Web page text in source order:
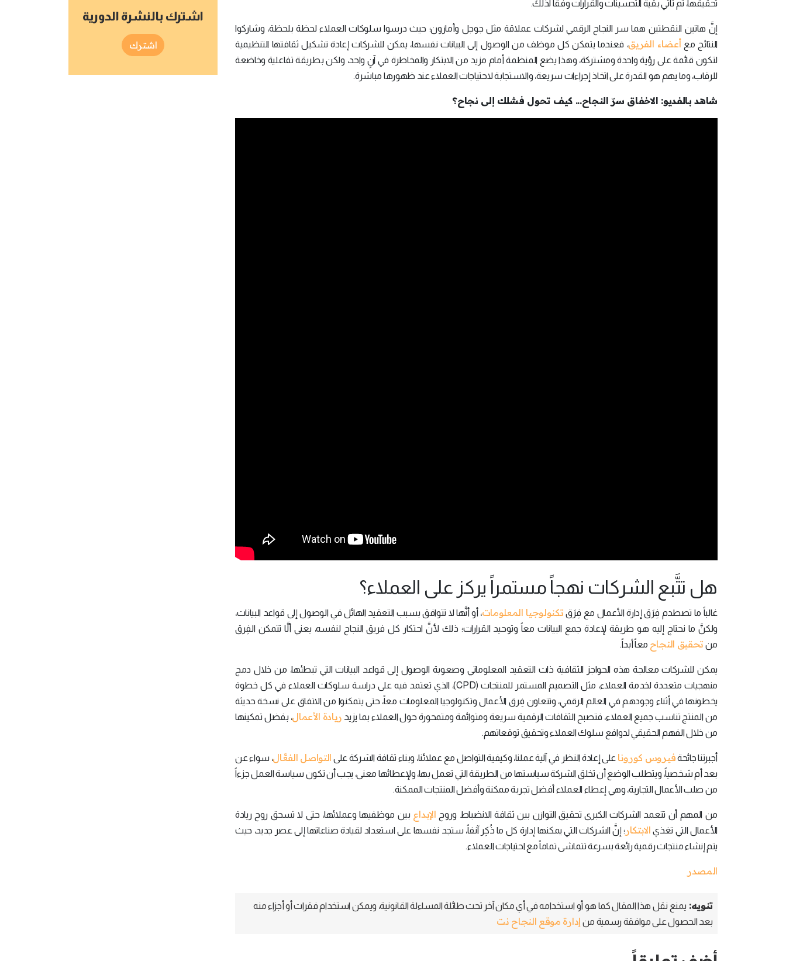
تحقيقها، ثم تأتي بقية التحسينات والقرارات وفقاً لذلك.
إنَّ هاتين النقطتين هما سر النجاح الرقمي لشركات عملاقة مثل جوجل وأمازون؛ حيث درسوا سلوكات العملاء لحظة بلحظة، وشاركوا
النتائج مع أعضاء الفريق، فعندما يتمكن كل موظف من الوصول إلى البيانات نفسها، يمكن للشركات إعادة تشكيل ثقافتها التنظيمية
لتكون قائمة على رؤية واحدة ومشتركة، وهذا يضع المنظمة أمام مزيد من الابتكار والمخاطرة في آنٍ واحد، ولكن بطريقة تفاعلية وخاضعة
للرقاب، وما يهم هو القدرة على اتخاذ إجراءات سريعة، والاستجابة لاحتياجات العملاء عند ظهورها مباشرة.
شاهد بالفديو: الاخفاق سرّ النجاح... كيف تحول فشلك إلى نجاح؟
هل تتَّبع الشركات نهجاً مستمراً يركز على العملاء؟
غالباً ما تصطدم فِرَق إدارة الأعمال مع فِرَق تكنولوجيا المعلومات، أو أنَّها لا تتوافق بسبب التعقيد الهائل في الوصول إلى قواعد البيانات،
ولكنَّ ما نحتاج إليه هو طريقة لإعادة جمع البيانات معاً وتوحيد القرارات؛ ذلك لأنَّ احتكار كل فريق النجاح لنفسه، يعني ألَّا تتمكن الفِرق
من تحقيق النجاح معاً أبداً.
يمكن للشركات معالجة هذه الحواجز الثقافية ذات التعقيد المعلوماتي وصعوبة الوصول إلى قواعد البيانات التي تبطئها، من خلال دمج
منهجيات متعددة لخدمة العملاء، مثل التصميم المستمر للمنتجات (CPD)، الذي تعتمد فيه على دراسة سلوكات العملاء في كل خطوة
يخطونها في أثناء وجودهم في العالم الرقمي، وتتعاون فِرق الأعمال وتكنولوجيا المعلومات معاً، حتى يتمكنوا من الاتفاق على نسخة حديثة
من المنتج تناسب جميع العملاء، فتصبح الثقافات الرقمية سريعة ومتوائمة ومتمحورة حول العملاء بما يزيد ريادة الأعمال، بفضل تمكينها
من خلال الفهم الحقيقي لدوافع سلوك العملاء وتحقيق توقعاتهم.
أجبرتنا جائحةفيروس كورونا على إعادة النظر في آلية عملنا، وكيفية التواصل مع عملائنا، وبناء ثقافة الشركة على التواصل الفعَّال، سواء عن
بعد أم شخصياً، ويتطلب الوضع أن تخلق الشركة سياستها من الطريقة التي تعمل بها، ولإعطائها معنى، يجب أن تكون سياسة العمل جزءاً
من صلب الأعمال التجارية، وهي إعطاء العملاء أفضل تجربة ممكنة وأفضل المنتجات الممكنة.
من المهم أن تتعمد الشركات الكبرى تحقيق التوازن بين ثقافة الانضباط وروح الإبداع بين موظفيها وعملائها، حتى لا تسحق روح ريادة
الأعمال التي تغذي الابتكار؛ إنَّ الشركات التي يمكنها إدارة كل ما ذُكِر آنفاً، ستجد نفسها على استعداد لقيادة صناعاتها إلى عصر جديد، حيث
يتم إنشاء منتجات رقمية رائعة بسرعة تتماشى تماماً مع احتياجات العملاء.
المصدر
تنويه: يمنع نقل هذا المقال كما هو أو استخدامه في أي مكان آخر تحت طائلة المساءلة القانونية، ويمكن استخدام فقرات أو أجزاء منه
بعد الحصول على موافقة رسمية من إدارة موقع النجاح نت
اشترك بالنشرة الدورية
اشترك